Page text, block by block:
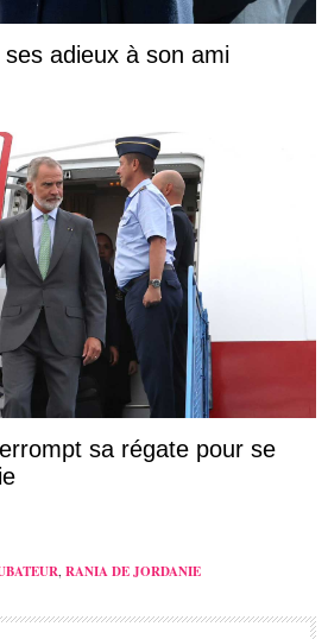
adieux à son ami
sa régate pour se
, RANIA DE JORDANIE